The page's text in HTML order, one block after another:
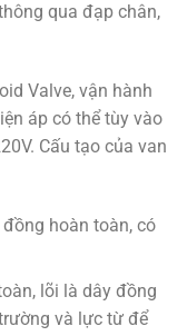
qua đạp chân,
Valve, vận hành
áp có thể tùy vào
Cấu tạo của van
hoàn toàn, có
lõi là dây đồng
và lực từ để